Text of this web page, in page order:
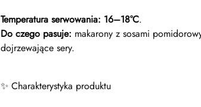
Temperatura serwowania: 16–18°C.
Do czego pasuje: makarony z sosami
dojrzewające sery.
✨ Charakterystyka produktu